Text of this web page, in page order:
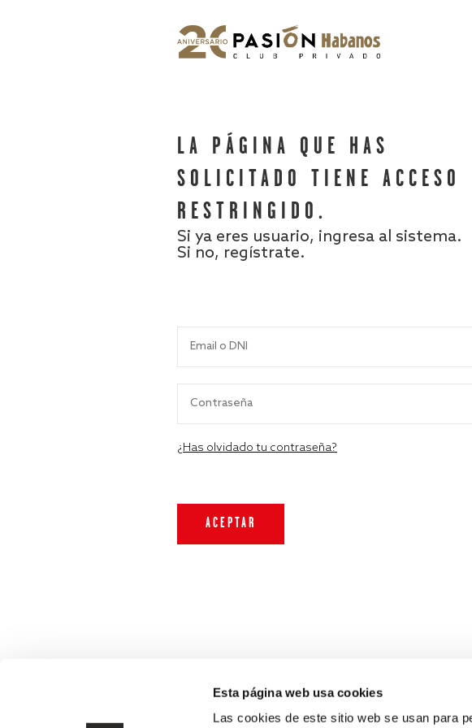
Esta página web usa cookies
Las cookies de este sitio web se usan para
LA PÁGINA QUE HAS
SOLICITADO TIENE ACCESO
RESTRINGIDO.
Si ya eres usuario, ingresa al sistema.
Si no, regístrate.
¿Has olvidado tu contraseña?